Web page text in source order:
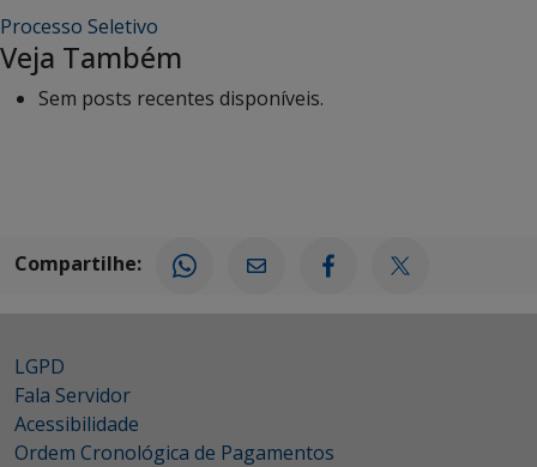
Processo Seletivo
Veja Também
Sem posts recentes disponíveis.
Compartilhe:
LGPD
Fala Servidor
Acessibilidade
Ordem Cronológica de Pagamentos